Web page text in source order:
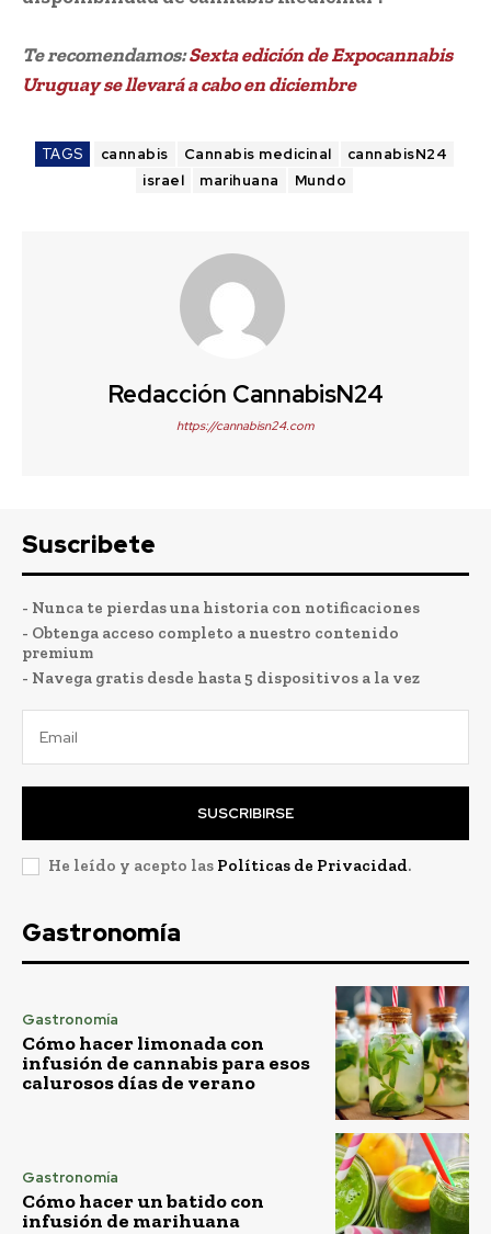
Te recomendamos:Sexta edición de Expocannabis
Uruguay se llevará a cabo en diciembre
TAGS cannabis Cannabis medicinal
cannabisN24
israel
marihuana Mundo
Redacción CannabisN24
https://cannabisn24.com
Suscribete
- Nunca te pierdas una historia con notificaciones
- Obtenga acceso completo a nuestro contenido
premium
- Navega gratis desde hasta 5 dispositivos a la vez
SUSCRIBIRSE
He leído y acepto las Políticas de Privacidad.
Gastronomía
Gastronomía
Cómo hacer limonada con
infusión de cannabis para esos
calurosos días de verano
Gastronomía
Cómo hacer un batido con
infusión de marihuana